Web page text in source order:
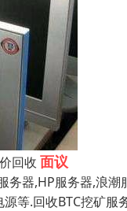
回收 面议
务器,HP服务器,浪
等.回收BTC挖矿